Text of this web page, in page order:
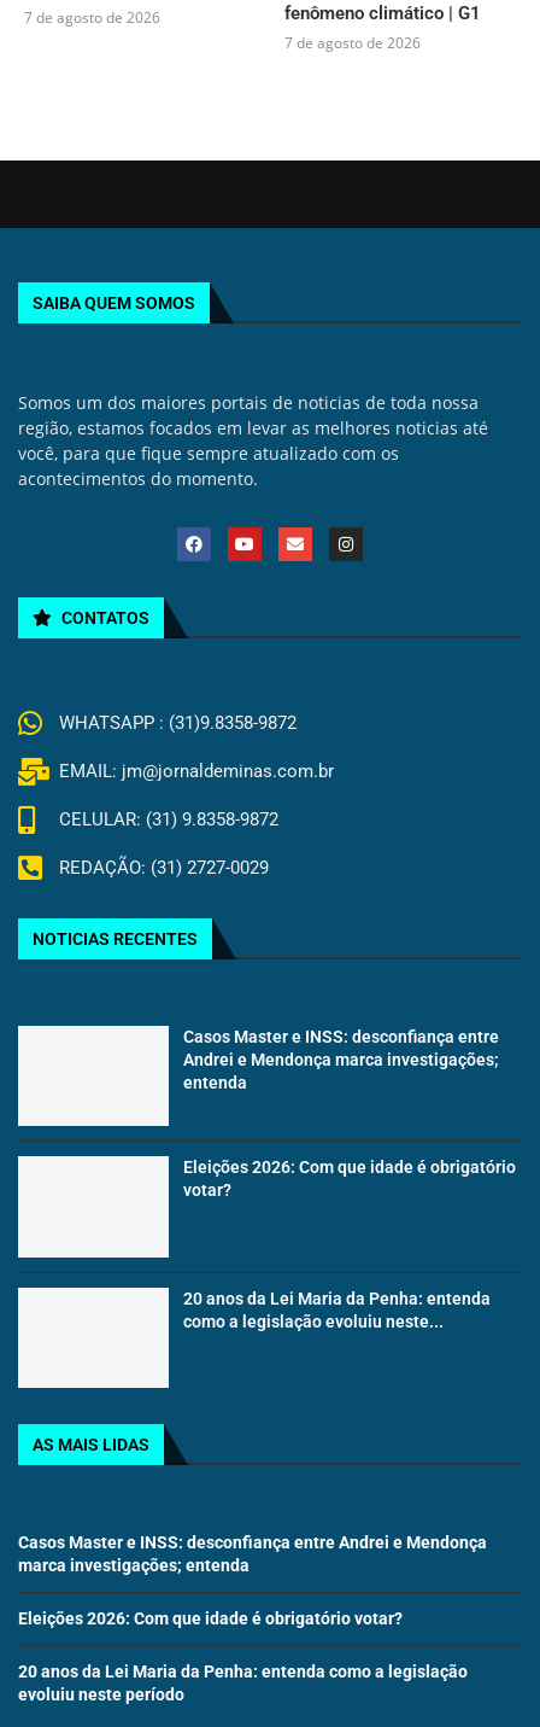
7 de agosto de 2026
fenômeno climático | G1
7 de agosto de 2026
SAIBA QUEM SOMOS
Somos um dos maiores portais de noticias de toda nossa
região, estamos focados em levar as melhores noticias até
você, para que fique sempre atualizado com os
acontecimentos do momento.
CONTATOS
WHATSAPP : (31)9.8358-9872
EMAIL: jm@jornaldeminas.com.br
CELULAR: (31) 9.8358-9872
REDAÇÃO: (31) 2727-0029
NOTICIAS RECENTES
Casos Master e INSS: desconfiança entre
Andrei e Mendonça marca investigações;
entenda
Eleições 2026: Com que idade é obrigatório
votar?
20 anos da Lei Maria da Penha: entenda
como a legislação evoluiu neste...
AS MAIS LIDAS
Casos Master e INSS: desconfiança entre Andrei e Mendonça
marca investigações; entenda
Eleições 2026: Com que idade é obrigatório votar?
20 anos da Lei Maria da Penha: entenda como a legislação
evoluiu neste período